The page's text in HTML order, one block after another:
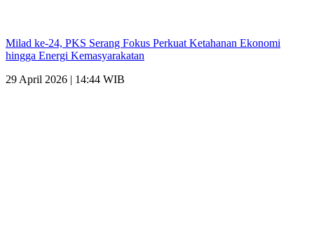
Milad ke-24, PKS Serang Fokus Perkuat Ketahanan Ekonomi
hingga Energi Kemasyarakatan
29 April 2026 | 14:44 WIB